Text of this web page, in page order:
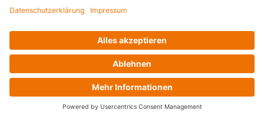
Klingeltaster und Gongs
Sprechanlagen-Sets
Zubehör Türkommunikation
Videoüberwachung
Zubehör Videoüberwachung
Alle anzeigen